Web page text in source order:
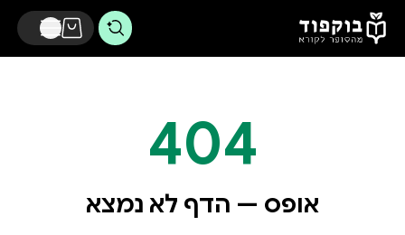
דלג לתוכן הראשי
404
אופס — הדף לא נמצא